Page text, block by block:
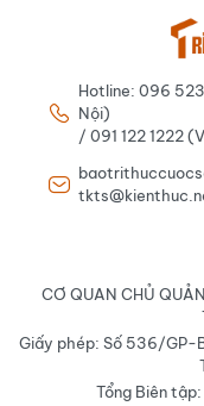
Hotline: 096
Nội)
/ 091 122 1222
CƠ QUAN CHỦ
Giấy phép: Số 536/GP-
Tổng Biên